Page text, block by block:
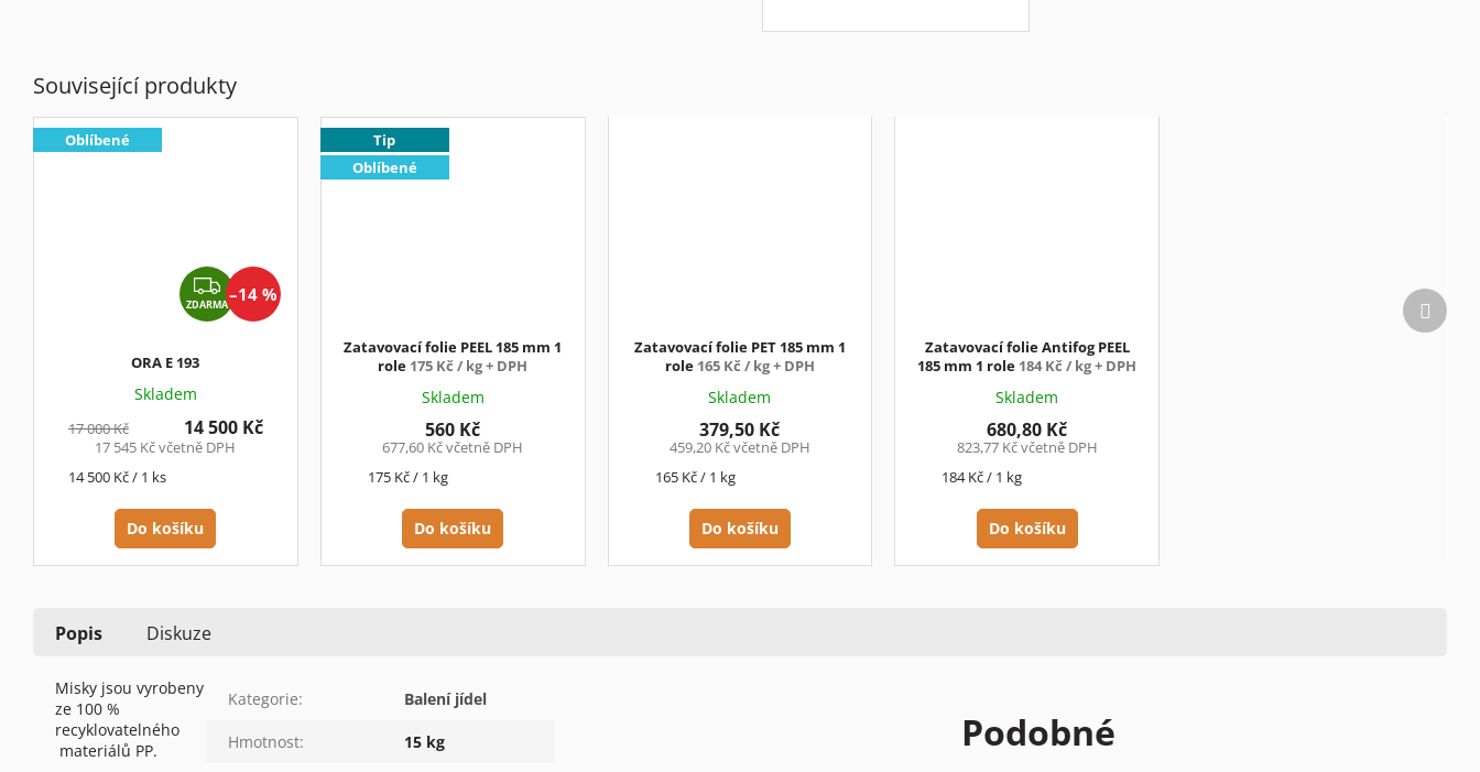
Související produkty
Oblíbené
Z
D
A
ZDARMA–14 %
ORA E 193
Skladem
17 000 Kč
17 545 Kč včetně DPH
14 500 Kč
Měrná
14 500 Kč / 1 ks
Do košíku
Tip
Oblíbené
Zatavovací folie PEEL 185 mm 1
role 175 Kč / kg + DPH
Skladem
677,60 Kč včetně DPH
560 Kč
Měrná
175 Kč / 1 kg
Do košíku
Zatavovací folie PET 185 mm 1
role 165 Kč / kg + DPH
Skladem
459,20 Kč včetně DPH
379,50 Kč
Měrná
165 Kč / 1 kg
Do košíku
Zatavovací folie Antifog PEEL
185 mm 1 role 184 Kč / kg + DPH
Skladem
823,77 Kč včetně DPH
680,80 Kč
Měrná
184 Kč / 1 kg
Do košíku
Další
Popis Diskuze
Misky jsou vyrobeny
ze 100 %
recyklovatelného
materiálů PP.
Kategorie: Balení jídel
Hmotnost: 15 kg Podobné